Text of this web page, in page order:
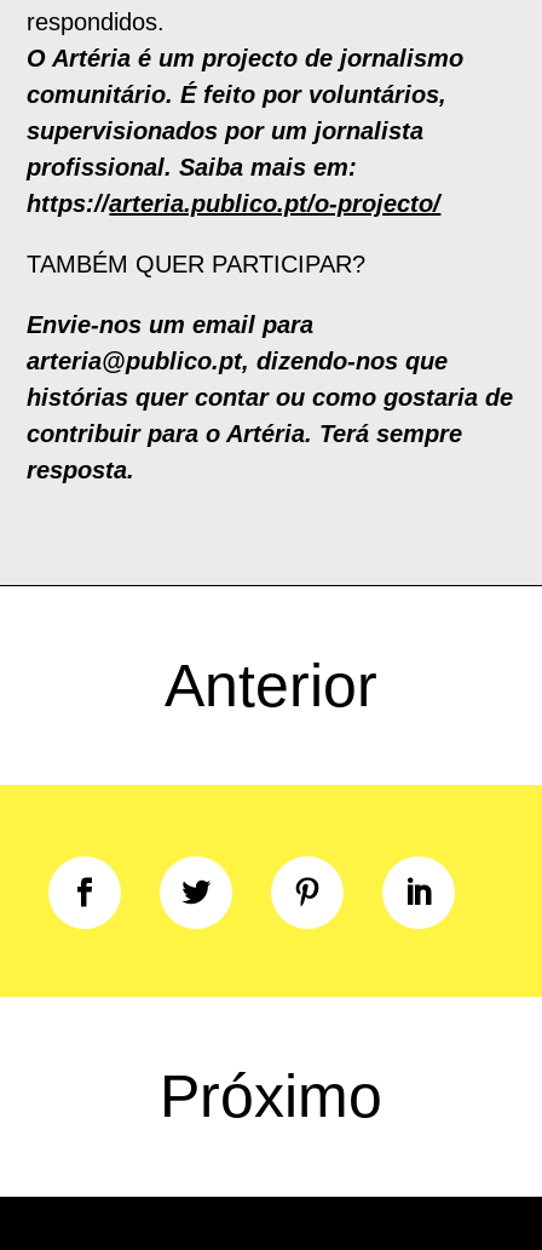
respondidos.
O Artéria é um projecto de jornalismo
comunitário. É feito por voluntários,
supervisionados por um jornalista
profissional. Saiba mais em:
https://arteria.publico.pt/o-projecto/
TAMBÉM QUER PARTICIPAR?
Envie-nos um email para
arteria@publico.pt, dizendo-nos que
histórias quer contar ou como gostaria de
contribuir para o Artéria. Terá sempre
resposta.
Anterior
Próximo